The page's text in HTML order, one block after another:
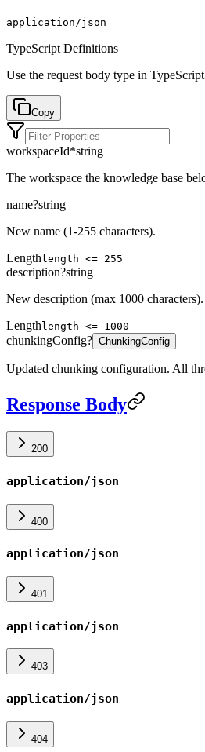
application/json
TypeScript Definitions
Use the request body type in
Copy
workspaceId*string
The workspace the knowledge base
name?string
New name (1-255 characters).
Length length <= 255
description?string
New description (max 1000 characters).
Length length <= 1000
chunkingConfig? ChunkingConfig
Updated chunking configuration. All
Response Body
200
application/json
400
application/json
401
application/json
403
application/json
404